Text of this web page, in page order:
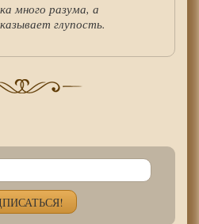
много разума, а
глупость.